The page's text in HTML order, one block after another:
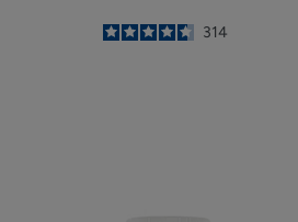
4.6
/
5
314